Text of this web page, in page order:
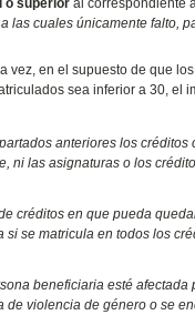
o superioral correspondiente
las cuales únicamente falto,
vez, en el supuesto de que
sea inferior a 30, el
anteriores los créditos
ni las asignaturas o los
créditos en que pueda
se matricula en todos los
beneficiaria esté afectada
violencia de género o se